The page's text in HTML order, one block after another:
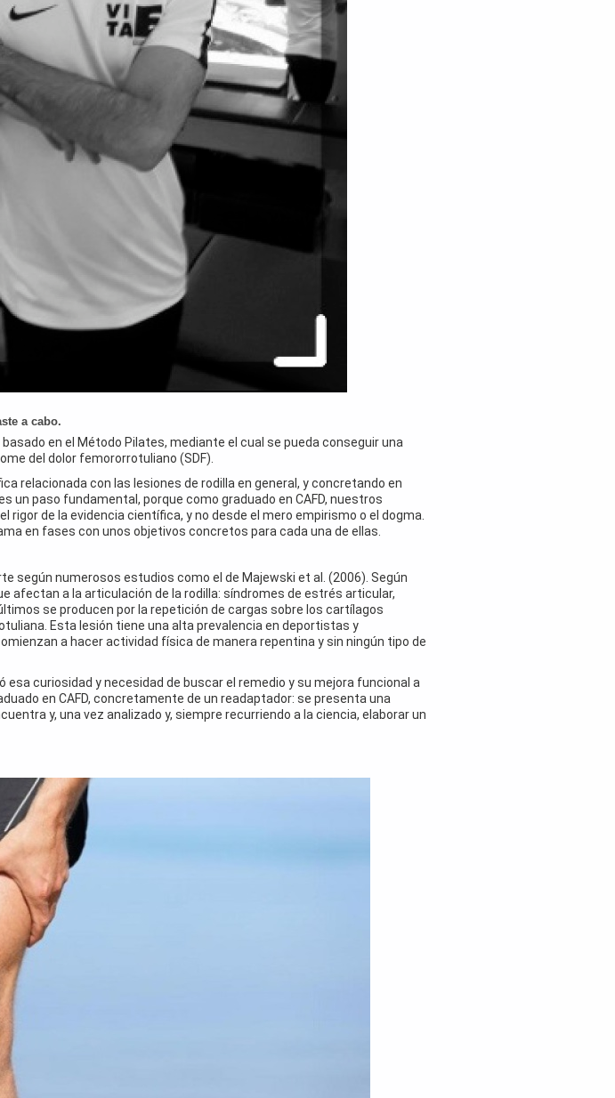
a cabo.
en el Método Pilates, mediante el cual se pueda conseguir una
del dolor femororrotuliano (SDF).
relacionada con las lesiones de rodilla en general, y concretando en
un paso fundamental, porque como graduado en CAFD, nuestros
de la evidencia científica, y no desde el mero empirismo o el dogma.
en fases con unos objetivos concretos para cada una de ellas.
según numerosos estudios como el de Majewski et al. (2006). Según
afectan a la articulación de la rodilla: síndromes de estrés articular,
se producen por la repetición de cargas sobre los cartílagos
Esta lesión tiene una alta prevalencia en deportistas y
a hacer actividad física de manera repentina y sin ningún tipo de
curiosidad y necesidad de buscar el remedio y su mejora funcional a
en CAFD, concretamente de un readaptador: se presenta una
y, una vez analizado y, siempre recurriendo a la ciencia, elaborar un